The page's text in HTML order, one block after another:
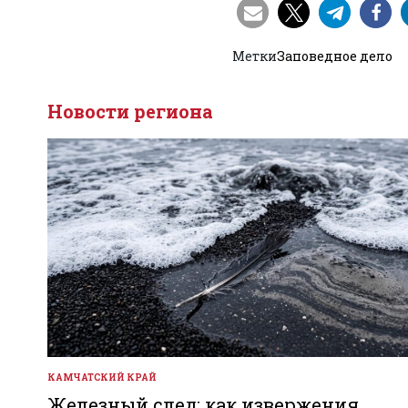
МеткиЗаповедное дело
Новости региона
ОПУБЛИКОВАНО
В
КАМЧАТСКИЙ КРАЙ